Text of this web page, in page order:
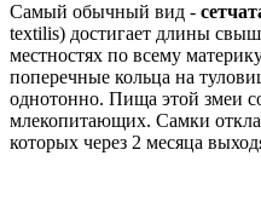
Самый обычный вид -
textilis) достигает длины
местностях по всему
поперечные кольца на
однотонно. Пища этой змеи
млекопитающих. Самки
которых через 2 месяца